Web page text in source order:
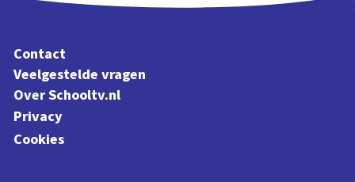
Contact
Veelgestelde vragen
Over Schooltv.nl
Privacy
Cookies